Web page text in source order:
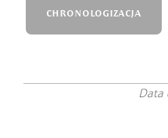
CHRONOLOGIZACJA
Data